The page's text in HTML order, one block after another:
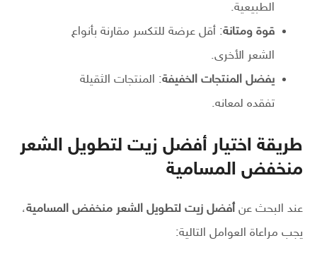
الطبيعية.
قوة ومتانة: أقل عرضة للتكسر مقارنة بأنواع
الشعر الأخرى.
يفضل المنتجات الخفيفة: المنتجات الثقيلة
تفقده لمعانه.
طريقة اختيار أفضل زيت لتطويل الشعر
منخفض المسامية
عند البحث عن أفضل زيت لتطويل الشعر منخفض المسامية،
يجب مراعاة العوامل التالية: